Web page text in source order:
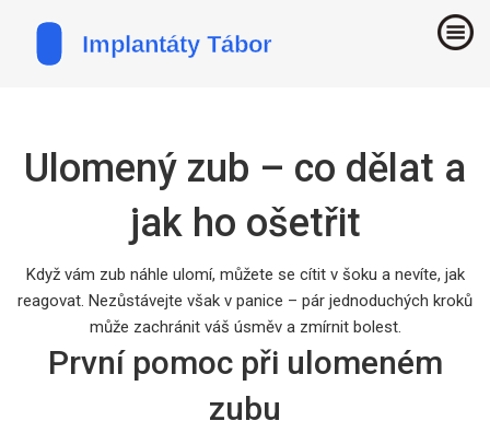
Ulomený zub – co dělat a
jak ho ošetřit
Když vám zub náhle ulomí, můžete se cítit v šoku a nevíte, jak
reagovat. Nezůstávejte však v panice – pár jednoduchých kroků
může zachránit váš úsměv a zmírnit bolest.
První pomoc při ulomeném
zubu